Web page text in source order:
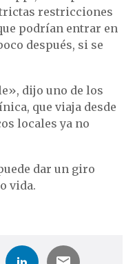
restricciones
podrían entrar en
después, si se
dijo uno de los
que viaja desde
locales ya no
dar un giro
vida.